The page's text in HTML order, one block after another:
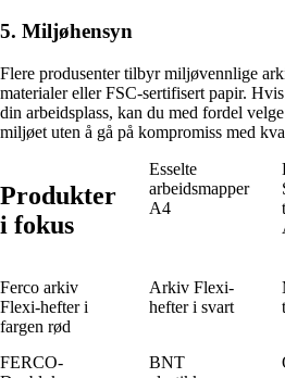
5. Miljøhensyn
Flere produsenter tilbyr miljøvennlige
materialer eller FSC-sertifisert papir.
din arbeidsplass, kan du med fordel
miljøet uten å gå på kompromiss med
Produkter
i fokus
Esselte
arbeidsmapper
A4
Ferco arkiv
Flexi-hefter i
fargen rød
Arkiv Flexi-
hefter i svart
FERCO-
BNT